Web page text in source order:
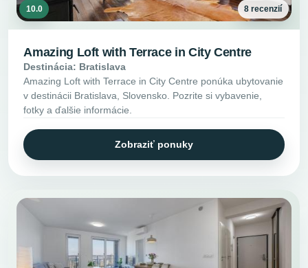
10.0 8 recenzií
Amazing Loft with Terrace in City Centre
Destinácia: Bratislava
Amazing Loft with Terrace in City Centre ponúka ubytovanie
v destinácii Bratislava, Slovensko. Pozrite si vybavenie,
fotky a ďalšie informácie.
Zobraziť ponuky